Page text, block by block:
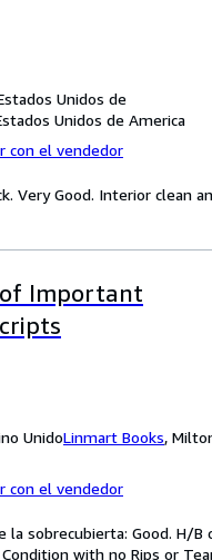
Unidos de
Unidos de America
con el vendedor
Very Good. Interior clean
of Important
UnidoLinmart Books,
con el vendedor
la sobrecubierta: Good. H/
with no Rips or